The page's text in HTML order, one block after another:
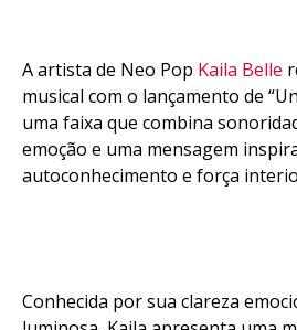
A artista de Neo Pop Kaila Belle
musical com o lançamento de
uma faixa que combina
emoção e uma mensagem
autoconhecimento e força
Conhecida por sua clareza